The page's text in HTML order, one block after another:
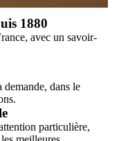
1880
avec un savoir-
demande, dans le
particulière,